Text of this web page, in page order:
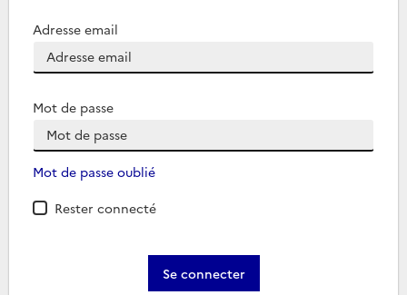
Adresse email
Mot de passe
Mot de passe oublié
Rester connecté
Se connecter